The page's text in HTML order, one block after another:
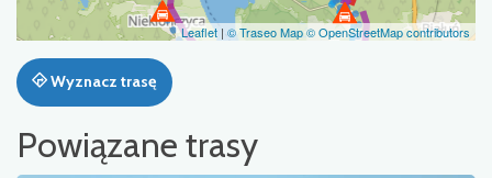
Leaflet | © Traseo Map© OpenStreetMap contributors
Wyznacz trasę
Powiązane trasy